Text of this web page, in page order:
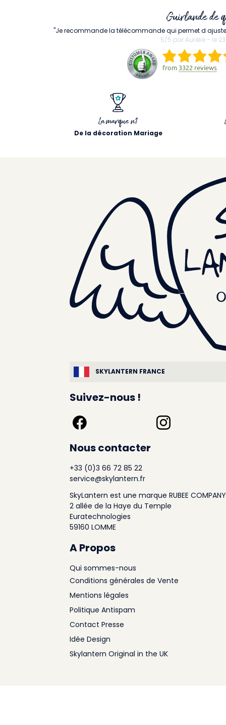
La marque n1
De la décoration Mariage
Guirlande de
"Je recommande la télécommande qui permet d
5/5 par Aurélie - le
from 3322 reviews
SKYLANTERN FRANCE
Suivez-nous !
Nous contacter
+33 (0)3 66 72 85 22
service@skylantern.fr
SkyLantern est une marque RUBEE COMPANY
2 allée de la Haye du Temple
Euratechnologies
59160 LOMME
A Propos
Qui sommes-nous
Conditions générales de Vente
Mentions légales
Politique Antispam
Contact Presse
Idée Design
Skylantern Original in the UK